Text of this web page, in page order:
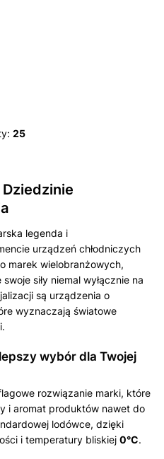
25
legenda i
urządzeń chłodniczych
marek wielobranżowych,
siły niemal wyłącznie na
są urządzenia o
wyznaczają światowe
wybór dla Twojej
rozwiązanie marki, które
i aromat produktów nawet do
lodówce, dzięki
i temperatury bliskiej 0°C.